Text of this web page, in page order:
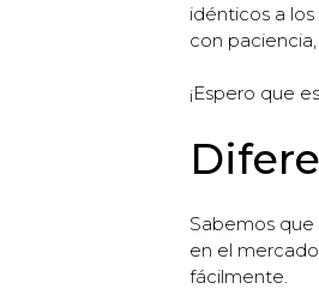
idénticos a
con
¡Espero que
Sabemos que
en el
fácilmente.